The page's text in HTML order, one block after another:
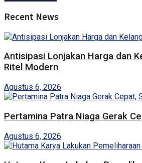
Recent News
Antisipasi Lonjakan Harga dan
Ritel Modern
Agustus 6, 2026
Pertamina Patra Niaga Gerak
Agustus 6, 2026